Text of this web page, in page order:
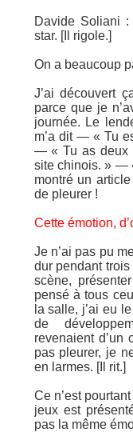
Davide Soliani
star. [Il rigole.]
On a beaucoup
J’ai découvert
parce que je
journée. Le
m’a dit — « Tu
— « Tu as deux
site chinois. » —
montré un
de pleurer !
Cette émotion,
Je n’ai pas pu
dur pendant
scène,
pensé à tous
la salle, j’ai eu
de
revenaient
pas pleurer, je
en larmes. [Il rit.]
Ce n’est
jeux est
pas la même